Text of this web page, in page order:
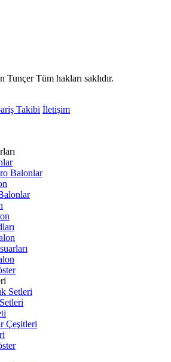
Tüm hakları saklıdır.
Takibi İletişim
Balonlar
Setleri
Çeşitleri